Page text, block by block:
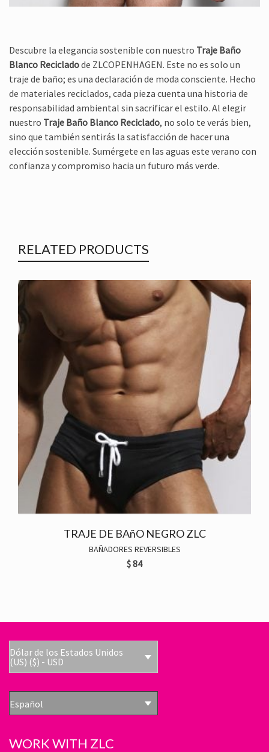
Descubre la elegancia sostenible con nuestro Traje Baño
Blanco Recicladode ZLCOPENHAGEN. Este no es solo un
traje de baño; es una declaración de moda consciente. Hecho
de materiales reciclados, cada pieza cuenta una historia de
responsabilidad ambiental sin sacrificar el estilo. Al elegir
nuestro Traje Baño Blanco Reciclado, no solo te verás bien,
sino que también sentirás la satisfacción de hacer una
elección sostenible. Sumérgete en las aguas este verano con
confianza y compromiso hacia un futuro más verde.
RELATED PRODUCTS
TRAJE DE BAñO NEGRO ZLC
BAÑADORES REVERSIBLES
$84
Dólar de los Estados Unidos
(US) ($) - USD
Español
WORK WITH ZLC